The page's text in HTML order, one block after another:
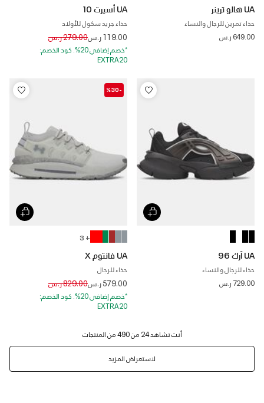
UA هالو ترينر
حذاء تمرين للرجال والنساء
649.00 ر.س
UA أسيرت 10
حذاء جريد سكول للأولاد
119.00 ر.س Price reduced from
279.00 ر.س to
*خصم إضافي 20%. كود الخصم:
EXTRA20
UA آرك 96
حذاء للرجال والنساء
729.00 ر.س
-%30
+ 3
UA فانتوم X
حذاء للرجال
579.00 ر.س Price reduced from
829.00 ر.س to
*خصم إضافي 20%. كود الخصم:
EXTRA20
‏‫أنت تشاهد 24 من 490 من المنتجات
لاستعراض المزيد